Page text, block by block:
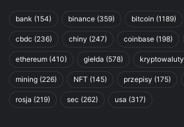
bank (154) binance (359) bitcoin (1189)
cbdc (236) chiny (247) coinbase (198)
ethereum (410) giełda (578) kryptowaluty
mining (226) NFT (145) przepisy (175)
rosja (219) sec (262) usa (317)